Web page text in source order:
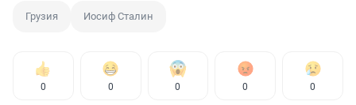
Грузия Иосиф Сталин
0 0 0 0 0